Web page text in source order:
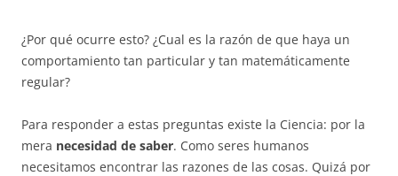
¿Por qué ocurre esto? ¿Cual es la razón de que haya un
comportamiento tan particular y tan matemáticamente
regular?
Para responder a estas preguntas existe la Ciencia: por la
mera necesidad de saber. Como seres humanos
necesitamos encontrar las razones de las cosas. Quizá por